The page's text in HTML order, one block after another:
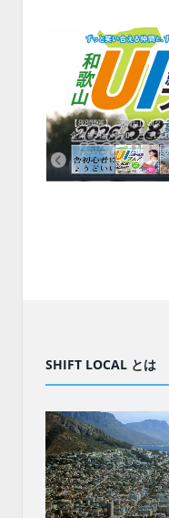
【8/8開催】「和歌山 UIタ
企業も5社が参加、ここに“
SHIFT LOCAL とは